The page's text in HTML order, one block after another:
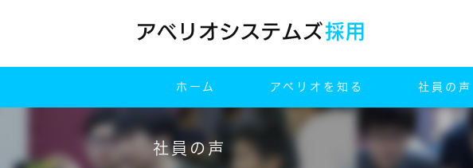
ホーム アベリオを知る 社員の声
社員の声